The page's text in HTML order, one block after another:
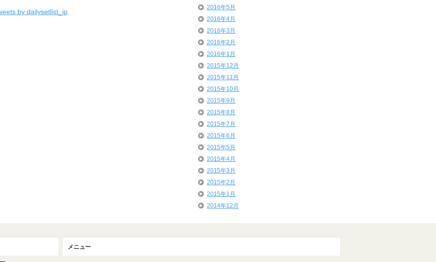
by dailysetlist_jp
2016年5月
2016年4月
2016年3月
2016年2月
2016年1月
2015年12月
2015年11月
2015年10月
2015年9月
2015年8月
2015年7月
2015年6月
2015年5月
2015年4月
2015年3月
2015年2月
2015年1月
2014年12月
メニュー